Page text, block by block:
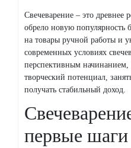
Свечеварение – это древнее
обрело новую популярность
на товары ручной работы и
современных условиях
перспективным
творческий потенциал,
получать стабильный доход.
первые шаги